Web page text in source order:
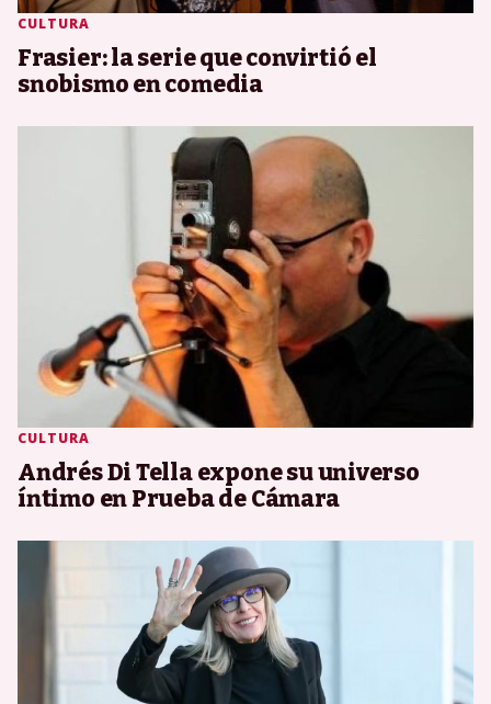
CULTURA
Frasier: la serie que convirtió el
snobismo en comedia
CULTURA
Andrés Di Tella expone su universo
íntimo en Prueba de Cámara